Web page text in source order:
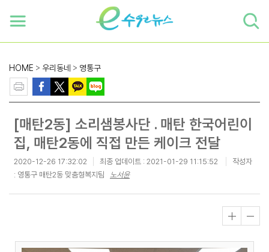
HOME > 우리동네 > 영통구
[매탄2동] 소리샘봉사단 ․ 매탄 한국어린이
집, 매탄2동에 직접 만든 케이크 전달
2020-12-26 17:32:02 최종 업데이트 : 2021-01-29 11:15:52
작성자
: 영통구 매탄2동 맞춤형복지팀 노서윤